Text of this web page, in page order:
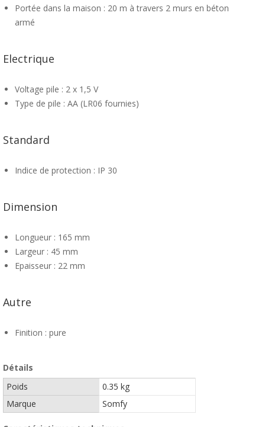
Portée dans la maison : 20 m à travers 2 murs en béton
armé
Electrique
Voltage pile : 2 x 1,5 V
Type de pile : AA (LR06 fournies)
Standard
Indice de protection : IP 30
Dimension
Longueur : 165 mm
Largeur : 45 mm
Epaisseur : 22 mm
Autre
Finition : pure
Détails
Poids
0.35 kg
Marque
Somfy